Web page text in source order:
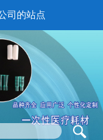
司的站点